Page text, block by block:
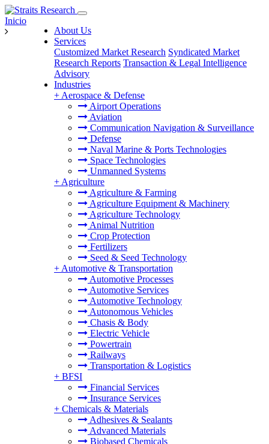
About Us
Services
Customized Market Research Syndicated Market
Research Reports Transaction & Legal Intelligence
Advisory
Industries
+ Aerospace & Defense
Airport Operations
Aviation
Communication Navigation & Surveillance
Defense
Naval Marine & Ports Technologies
Space Technologies
Unmanned Systems
+ Agriculture
Agriculture & Farming
Agriculture Equipment & Machinery
Agriculture Technology
Animal Nutrition
Crop Protection
Fertilizers
Seed & Seed Technology
+ Automotive & Transportation
Automotive Processes
Automotive Services
Automotive Technology
Autonomous Vehicles
Chasis & Body
Electric Vehicle
Powertrain
Railways
Transportation & Logistics
+ BFSI
Financial Services
Insurance Services
+ Chemicals & Materials
Adhesives & Sealants
Advanced Materials
Biobased Chemicals
Inicio